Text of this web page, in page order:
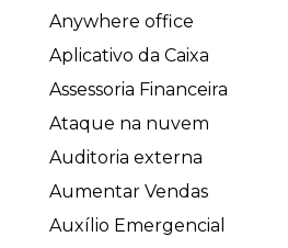
Anywhere office
Aplicativo da Caixa
Assessoria Financeira
Ataque na nuvem
Auditoria externa
Aumentar Vendas
Auxílio Emergencial